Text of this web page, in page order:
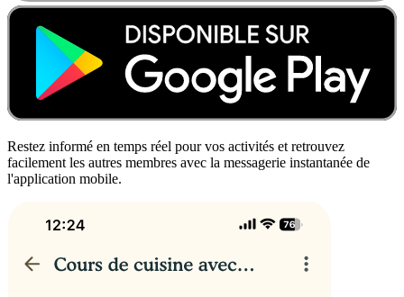
Restez informé en temps réel pour vos activités et retrouvez
facilement les autres membres avec la messagerie instantanée de
l'application mobile.